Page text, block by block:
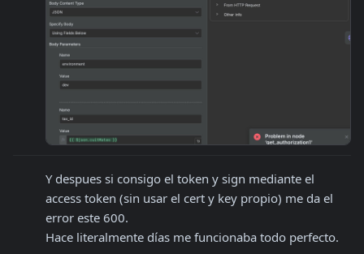
Y despues si consigo el token y sign mediante el
access token (sin usar el cert y key propio) me da el
error este 600.
Hace literalmente días me funcionaba todo perfecto.